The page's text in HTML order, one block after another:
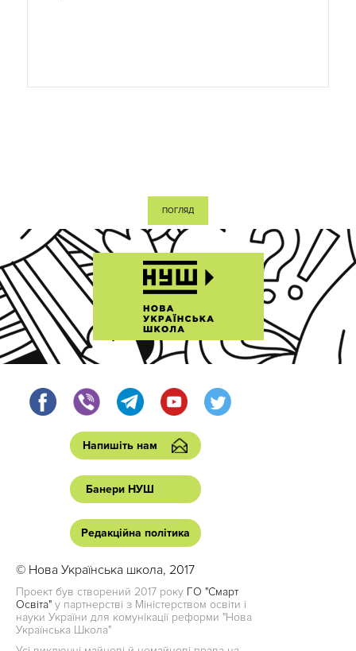
ПОГЛЯД
Напишіть нам
Банери НУШ
Редакційна політика
© Нова Українська школа, 2017
Проект був створений 2017 року ГО "Смарт
Освіта" у партнерстві з Міністерством освіти і
науки України для комунікації реформи "Нова
Українська Школа"